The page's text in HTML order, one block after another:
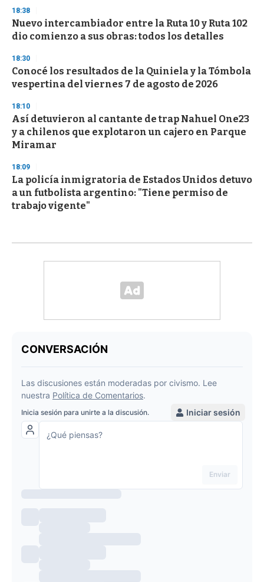
18:38
Nuevo intercambiador entre la Ruta 10 y Ruta 102
dio comienzo a sus obras: todos los detalles
18:30
Conocé los resultados de la Quiniela y la Tómbola
vespertina del viernes 7 de agosto de 2026
18:10
Así detuvieron al cantante de trap Nahuel One23
y a chilenos que explotaron un cajero en Parque
Miramar
18:09
La policía inmigratoria de Estados Unidos detuvo
a un futbolista argentino: "Tiene permiso de
trabajo vigente"